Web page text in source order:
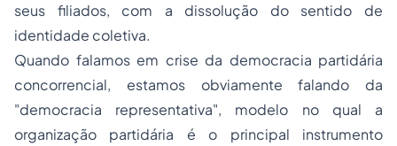
seus filiados, com a dissolução do sentido de
identidade coletiva.
Quando falamos em crise da democracia partidária
concorrencial, estamos obviamente falando da
"democracia representativa", modelo no qual a
organização partidária é o principal instrumento